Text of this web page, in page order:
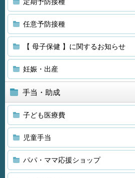
任意予防接種
【 母子保健 】に関するお知らせ
妊娠・出産
手当・助成
子ども医療費
児童手当
パパ・ママ応援ショップ